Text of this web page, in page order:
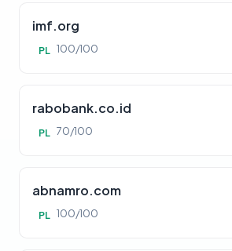
imf.org
PL 100/100
rabobank.co.id
PL 70/100
abnamro.com
PL 100/100